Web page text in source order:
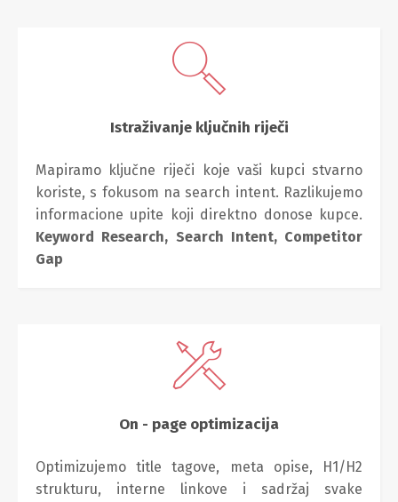
Istraživanje ključnih riječi
Mapiramo ključne riječi koje vaši kupci stvarno
koriste, s fokusom na search intent. Razlikujemo
informacione upite koji direktno donose kupce.
Keyword Research, Search Intent, Competitor
Gap
On - page optimizacija
Optimizujemo title tagove, meta opise, H1/H2
strukturu, interne linkove i sadržaj svake